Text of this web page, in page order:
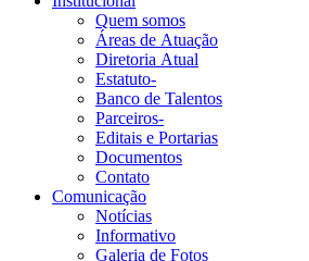
Quem somos
Áreas de Atuação
Diretoria Atual
Estatuto-
Banco de Talentos
Parceiros-
Editais e Portarias
Documentos
Contato
Comunicação
Notícias
Informativo
Galeria de Fotos